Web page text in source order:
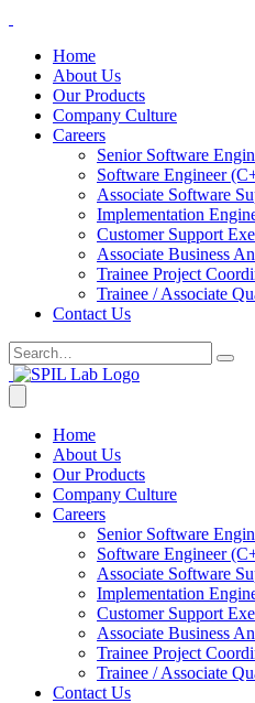
Home
About Us
Our Products
Company Culture
Careers
Senior Software
Software Engineer
Associate Software
Implementation
Customer Support
Associate Business
Trainee Project
Trainee / Associate
Contact Us
Home
About Us
Our Products
Company Culture
Careers
Senior Software
Software Engineer
Associate Software
Implementation
Customer Support
Associate Business
Trainee Project
Trainee / Associate
Contact Us